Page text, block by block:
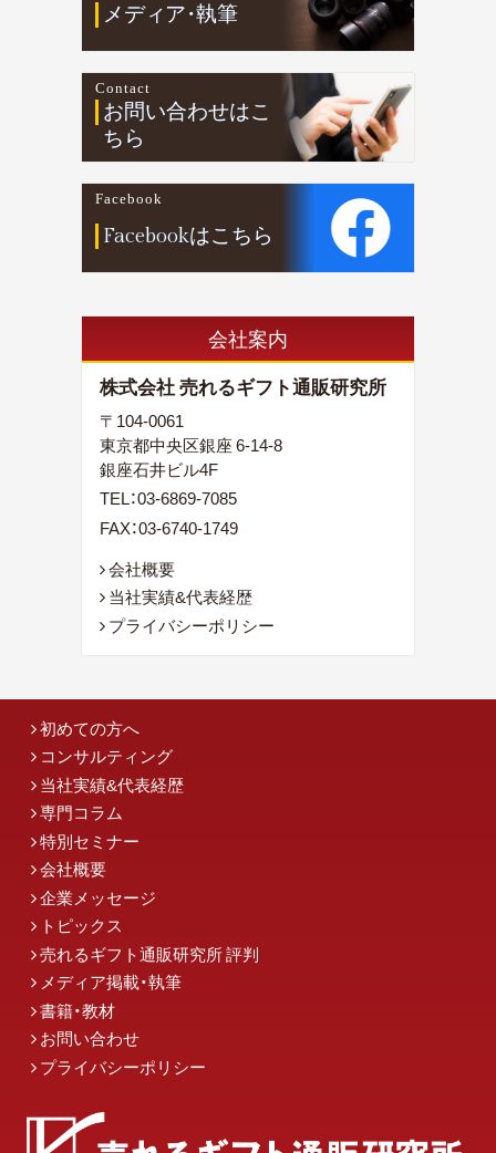
メディア・執筆
Contact
お問い合わせはこ
ちら
Facebook
Facebookはこちら
会社案内
株式会社 売れるギフト通販研究所
〒104-0061
東京都中央区銀座 6-14-8
銀座石井ビル4F
TEL：03-6869-7085
FAX：03-6740-1749
会社概要
当社実績&代表経歴
プライバシーポリシー
初めての方へ
コンサルティング
当社実績&代表経歴
専門コラム
特別セミナー
会社概要
企業メッセージ
トピックス
売れるギフト通販研究所 評判
メディア掲載・執筆
書籍・教材
お問い合わせ
プライバシーポリシー